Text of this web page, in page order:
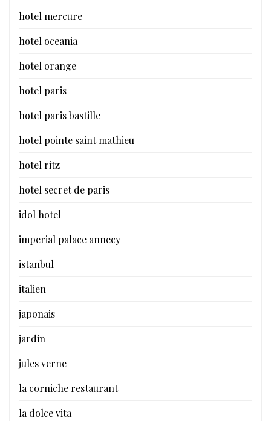
hotel mercure
hotel oceania
hotel orange
hotel paris
hotel paris bastille
hotel pointe saint mathieu
hotel ritz
hotel secret de paris
idol hotel
imperial palace annecy
istanbul
italien
japonais
jardin
jules verne
la corniche restaurant
la dolce vita